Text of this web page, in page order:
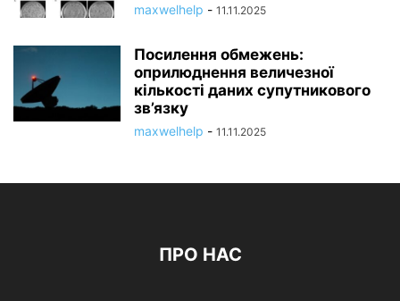
maxwelhelp - 11.11.2025
Посилення обмежень:
оприлюднення величезної
кількості даних супутникового
зв’язку
maxwelhelp - 11.11.2025
ПРО НАС